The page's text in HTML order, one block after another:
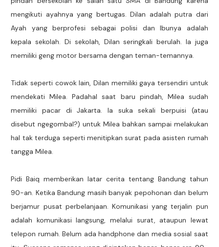
mengikuti ayahnya yang bertugas. Dilan adalah putra dari
Ayah yang berprofesi sebagai polisi dan Ibunya adalah
kepala sekolah. Di sekolah, Dilan seringkali berulah. Ia juga
memiliki geng motor bersama dengan teman-temannya.
Tidak seperti cowok lain, Dilan memiliki gaya tersendiri untuk
mendekati Milea. Padahal saat baru pindah, Milea sudah
memiliki pacar di Jakarta. Ia suka sekali berpuisi (atau
disebut ngegombal?) untuk Milea bahkan sampai melakukan
hal tak terduga seperti menitipkan surat pada asisten rumah
tangga Milea.
Pidi Baiq memberikan latar cerita tentang Bandung tahun
90-an. Ketika Bandung masih banyak pepohonan dan belum
berjamur pusat perbelanjaan. Komunikasi yang terjalin pun
adalah komunikasi langsung, melalui surat, ataupun lewat
telepon rumah. Belum ada handphone dan media sosial saat